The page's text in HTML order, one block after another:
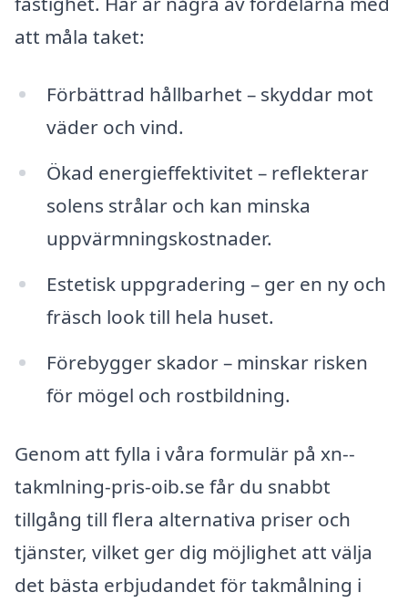
att måla taket:
Förbättrad hållbarhet – skyddar mot
väder och vind.
Ökad energieffektivitet – reflekterar
solens strålar och kan minska
uppvärmningskostnader.
Estetisk uppgradering – ger en ny och
fräsch look till hela huset.
Förebygger skador – minskar risken
för mögel och rostbildning.
Genom att fylla i våra formulär på xn--
takmlning-pris-oib.se får du snabbt
tillgång till flera alternativa priser och
tjänster, vilket ger dig möjlighet att välja
det bästa erbjudandet för takmålning i